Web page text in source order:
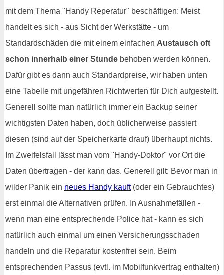
mit dem Thema "Handy Reperatur" beschäftigen: Meist
handelt es sich - aus Sicht der Werkstätte - um
Standardschäden die mit einem einfachen Austausch oft
schon innerhalb einer Stunde behoben werden können.
Dafür gibt es dann auch Standardpreise, wir haben unten
eine Tabelle mit ungefähren Richtwerten für Dich aufgestellt.
Generell sollte man natürlich immer ein Backup seiner
wichtigsten Daten haben, doch üblicherweise passiert
diesen (sind auf der Speicherkarte drauf) überhaupt nichts.
Im Zweifelsfall lässt man vom "Handy-Doktor" vor Ort die
Daten übertragen - der kann das. Generell gilt: Bevor man in
wilder Panik ein neues Handy kauft(oder ein Gebrauchtes)
erst einmal die Alternativen prüfen. In Ausnahmefällen -
wenn man eine entsprechende Police hat - kann es sich
natürlich auch einmal um einen Versicherungsschaden
handeln und die Reparatur kostenfrei sein. Beim
entsprechenden Passus (evtl. im Mobilfunkvertrag enthalten)